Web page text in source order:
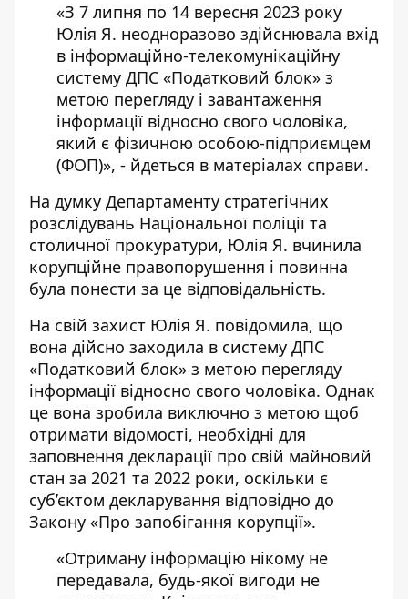
«З 7 липня по 14 вересня 2023 року
Юлія Я. неодноразово здійснювала вхід
в інформаційно-телекомунікаційну
систему ДПС «Податковий блок» з
метою перегляду і завантаження
інформації відносно свого чоловіка,
який є фізичною особою-підприємцем
(ФОП)», - йдеться в матеріалах справи.
На думку Департаменту стратегічних
розслідувань Національної поліції та
столичної прокуратури, Юлія Я. вчинила
корупційне правопорушення і повинна
була понести за це відповідальність.
На свій захист Юлія Я. повідомила, що
вона дійсно заходила в систему ДПС
«Податковий блок» з метою перегляду
інформації відносно свого чоловіка. Однак
це вона зробила виключно з метою щоб
отримати відомості, необхідні для
заповнення декларації про свій майновий
стан за 2021 та 2022 роки, оскільки є
суб’єктом декларування відповідно до
Закону «Про запобігання корупції».
«Отриману інформацію нікому не
передавала, будь-якої вигоди не